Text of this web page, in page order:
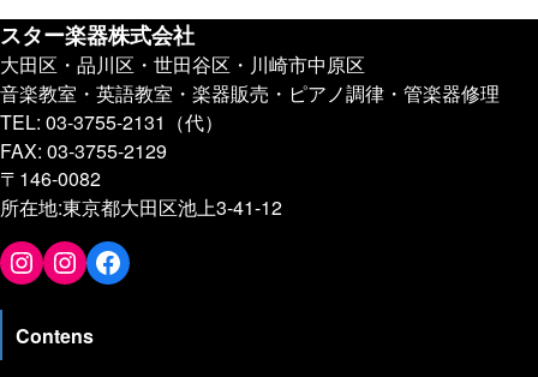
スター楽器株式会社
大田区・品川区・世田谷区・川崎市中原区
音楽教室・英語教室・楽器販売・ピアノ調律・管楽器修理
TEL: 03-3755-2131（代）
FAX: 03-3755-2129
〒146-0082
所在地:東京都大田区池上3-41-12
スター楽器 エリア開発グループ 公式
Contens